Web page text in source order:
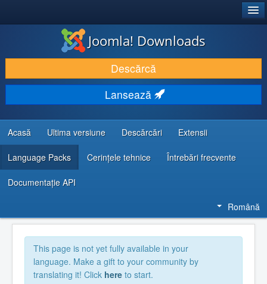
DESCARCĂ & ȘI EXTINDE
DESCOPERĂ & ÎNVAȚĂ
COMUNITATE & SUPORT
RESURSE DEZVOLTATORI
Joomla! Downloads
Descărcă
Lansează
Acasă Ultima versiune Descărcări Extensii
Language Packs Cerințele tehnice Întrebări frecvente
Documentaţie API
Română
This page is not yet fully available in your
language. Make a gift to your community by
translating it! Click here to start.